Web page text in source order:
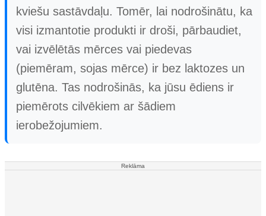
kviešu sastāvdaļu. Tomēr, lai nodrošinātu, ka
visi izmantotie produkti ir droši, pārbaudiet,
vai izvēlētās mērces vai piedevas
(piemēram, sojas mērce) ir bez laktozes un
glutēna. Tas nodrošinās, ka jūsu ēdiens ir
piemērots cilvēkiem ar šādiem
ierobežojumiem.
Reklāma